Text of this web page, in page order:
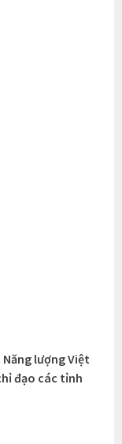
lượng Việt
đạo các tỉnh